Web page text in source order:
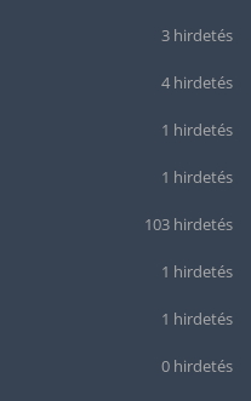
3 hirdetés
4 hirdetés
1 hirdetés
1 hirdetés
103 hirdetés
1 hirdetés
1 hirdetés
0 hirdetés